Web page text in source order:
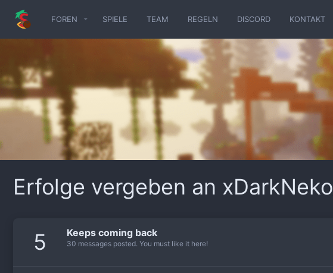
FOREN SPIELE TEAM REGELN DISCORD KONTAKT
Erfolge vergeben an xDarkNeko_
5 Keeps coming back
30 messages posted. You must like it here!